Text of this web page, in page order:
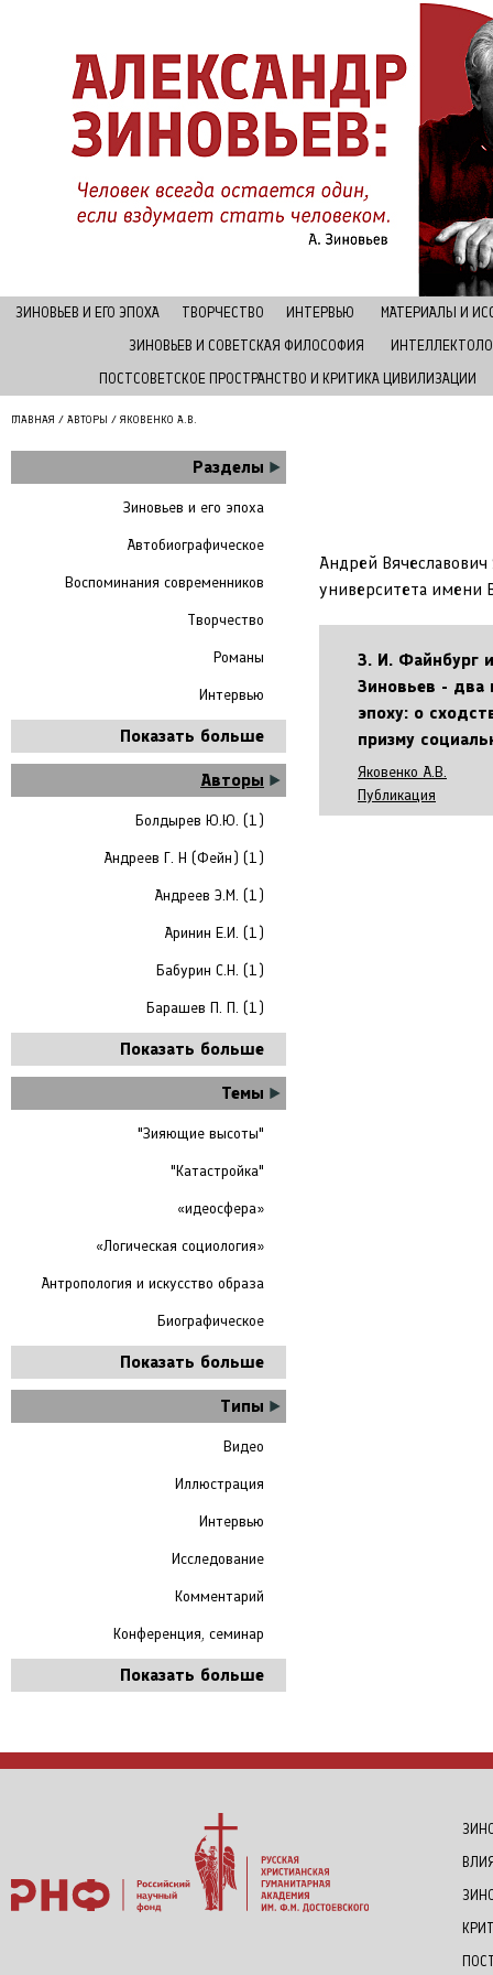
ЗИНОВЬЕВ И ЕГО ЭПОХА ТВОРЧЕСТВО ИНТЕРВЬЮ
МАТЕРИАЛЫ И
ЗИНОВЬЕВ И СОВЕТСКАЯ ФИЛОСОФИЯ
ПОСТСОВЕТСКОЕ ПРОСТРАНСТВО И КРИТИКА ЦИВИЛИЗАЦИИ
ГЛАВНАЯ / АВТОРЫ / ЯКОВЕНКО А.В.
Разделы
Зиновьев и его эпоха
Автобиографическое
Воспоминания современников
Творчество
Романы
Интервью
Показать больше
Авторы
Болдырев Ю.Ю. (1)
Андреев Г. Н (Фейн) (1)
Андреев Э.М. (1)
Аринин Е.И. (1)
Бабурин С.Н. (1)
Барашев П. П. (1)
Показать больше
Темы
"Зияющие высоты"
"Катастройка"
«идеосфера»
«Логическая социология»
Антропология и искусство образа
Биографическое
Показать больше
Типы
Видео
Иллюстрация
Интервью
Исследование
Комментарий
Конференция, семинар
Показать больше
Андрей
университета имени
З. И. Файнбург
Зиновьев - два
эпоху: о
призму
Яковенко А.В.
Публикация